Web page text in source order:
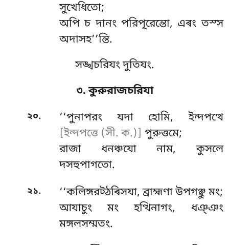
সুখেধিতো;
অপি চ দানং পরিপূরেন্তো, এৰং তস্স
অদাসহ’’ন্তি.
সঙ্খচরিযং দুতিযং.
৩. কুরুরাজচরিযা
২০.
‘‘পুনাপরং যদা হোমি, ইন্দপত্থে
[ইন্দপত্তে (সী. ক.)] পুরুত্তমে;
রাজা ধনঞ্চযো নাম, কুসলে
দসহুপাগতো.
২১.
‘‘কলিঙ্গরট্ঠৰিসযা, ব্রাহ্মণা উপগঞ্ছু মং;
আযাচুং মং হত্থিনাগং, ধঞ্ঞং
মঙ্গলসম্মতং.